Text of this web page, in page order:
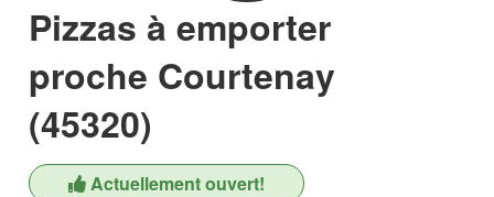
Pizzas à emporter
proche Courtenay
(45320)
Actuellement ouvert!